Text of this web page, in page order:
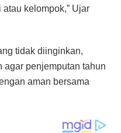
kelompok,” Ujar
tidak diinginkan,
agar penjemputan tahun
aman bersama